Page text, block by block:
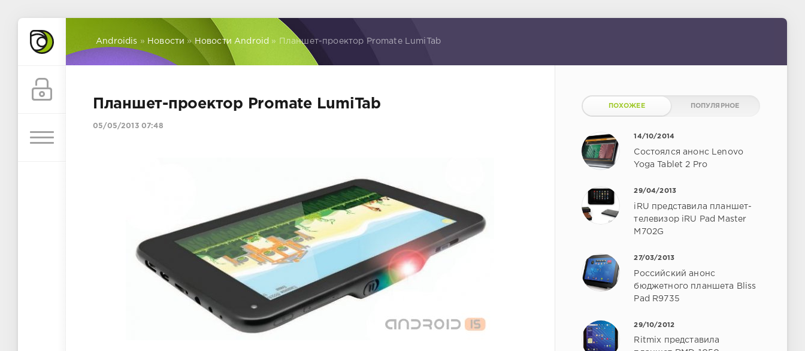
Androidis » Новости » Новости Android » Планшет-проектор Promate LumiTab
Планшет-проектор Promate LumiTab
05/05/2013 07:48
ПОХОЖЕЕ ПОПУЛЯРНОЕ
14/10/2014
Состоялся анонс Lenovo
Yoga Tablet 2 Pro
29/04/2013
iRU представила планшет-
телевизор iRU Pad Master
M702G
27/03/2013
Российский анонс
бюджетного планшета Bliss
Pad R9735
29/10/2012
Ritmix представила